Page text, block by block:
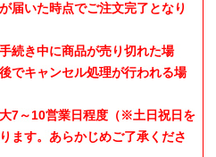
届いた時点でご注文完了となり
続き中に商品が売り切れた場
でキャンセル処理が行われる場
7～10営業日程度（※土日祝日を
ます。あらかじめご了承くださ